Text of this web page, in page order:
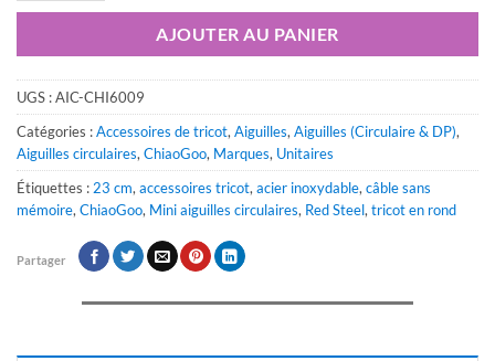
AJOUTER AU PANIER
UGS :AIC-CHI6009
Catégories :Accessoires de tricot, Aiguilles, Aiguilles (Circulaire & DP),
Aiguilles circulaires, ChiaoGoo, Marques, Unitaires
Étiquettes : 23 cm, accessoires tricot, acier inoxydable, câble sans
mémoire, ChiaoGoo, Mini aiguilles circulaires, Red Steel, tricot en rond
Partager